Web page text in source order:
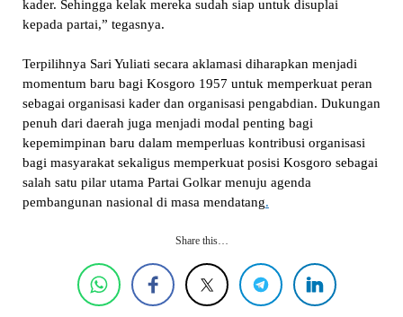
kader. Sehingga kelak mereka sudah siap untuk disuplai
kepada partai,” tegasnya.
Terpilihnya Sari Yuliati secara aklamasi diharapkan menjadi
momentum baru bagi Kosgoro 1957 untuk memperkuat peran
sebagai organisasi kader dan organisasi pengabdian. Dukungan
penuh dari daerah juga menjadi modal penting bagi
kepemimpinan baru dalam memperluas kontribusi organisasi
bagi masyarakat sekaligus memperkuat posisi Kosgoro sebagai
salah satu pilar utama Partai Golkar menuju agenda
pembangunan nasional di masa mendatang.
Share this…